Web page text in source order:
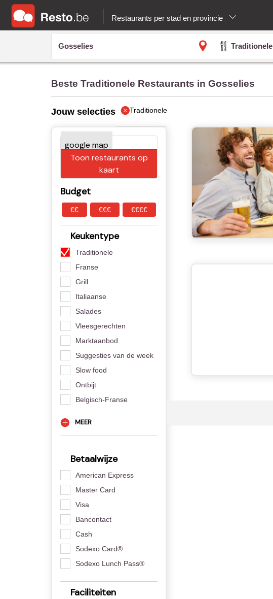
Restaurants per stad en provincie
Traditionele
Beste Traditionele Restaurants in Gosselies
Jouw selecties Traditionele
Toon restaurants op
kaart
Budget
€€ €€€ €€€€
Keukentype
Traditionele
Franse
Grill
Italiaanse
Salades
Vleesgerechten
Marktaanbod
Suggesties van de week
Slow food
Ontbijt
Belgisch-Franse
MEER
Betaalwijze
American Express
Master Card
Visa
Bancontact
Cash
Sodexo Card®
Sodexo Lunch Pass®
Faciliteiten